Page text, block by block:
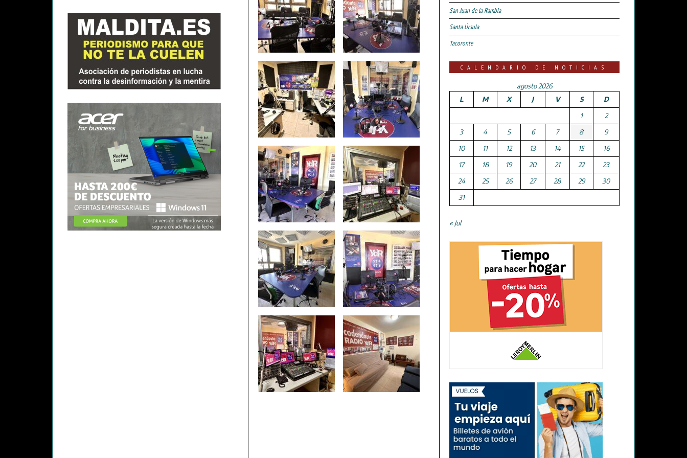
San Juan de la Rambla
Santa Úrsula
Tacoronte
CALENDARIO DE NOTICIAS
agosto 2026
L
M X J V S
D
1
2
3
4 5 6 7 8
9
10
11 12 13 14 15
16
17
18 19 20 21 22
23
24
25 26 27 28 29
30
31
« Jul